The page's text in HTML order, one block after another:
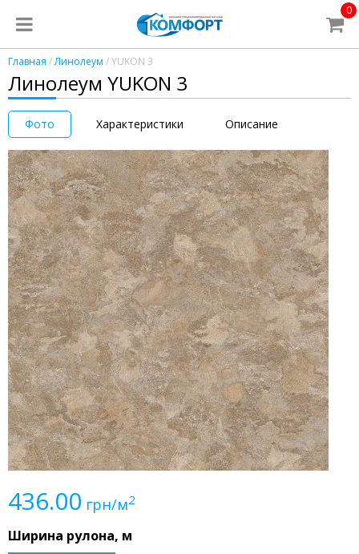
0
Главная /Линолеум / YUKON 3
Линолеум YUKON 3
Фото Характеристики Описание
436.00 грн/м2
Ширина рулона, м